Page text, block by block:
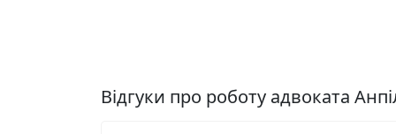
Відгуки про роботу адвоката